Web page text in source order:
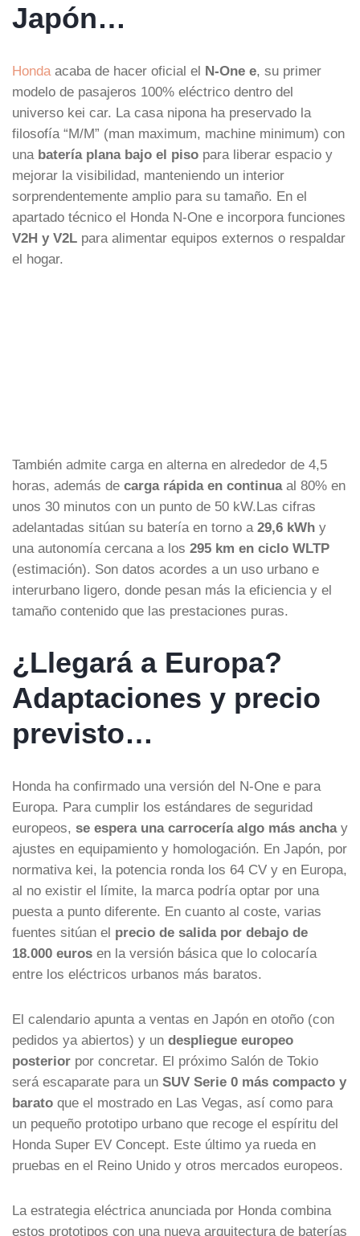
Japón…
Honda acaba de hacer oficial el N-One e, su primer
modelo de pasajeros 100% eléctrico dentro del
universo kei car. La casa nipona ha preservado la
filosofía “M/M” (man maximum, machine minimum) con
una batería plana bajo el piso para liberar espacio y
mejorar la visibilidad, manteniendo un interior
sorprendentemente amplio para su tamaño. En el
apartado técnico el Honda N-One e incorpora funciones
V2H y V2L para alimentar equipos externos o respaldar
el hogar.
También admite carga en alterna en alrededor de 4,5
horas, además de carga rápida en continuaal 80% en
unos 30 minutos con un punto de 50 kW.Las cifras
adelantadas sitúan su batería en torno a 29,6 kWh y
una autonomía cercana a los 295 km en ciclo WLTP
(estimación). Son datos acordes a un uso urbano e
interurbano ligero, donde pesan más la eficiencia y el
tamaño contenido que las prestaciones puras.
¿Llegará a Europa?
Adaptaciones y precio
previsto…
Honda ha confirmado una versión del N-One e para
Europa. Para cumplir los estándares de seguridad
europeos, se espera una carrocería algo más anchay
ajustes en equipamiento y homologación. En Japón, por
normativa kei, la potencia ronda los 64 CV y en Europa,
al no existir el límite, la marca podría optar por una
puesta a punto diferente. En cuanto al coste, varias
fuentes sitúan el precio de salida por debajo de
18.000 euros en la versión básica que lo colocaría
entre los eléctricos urbanos más baratos.
El calendario apunta a ventas en Japón en otoño (con
pedidos ya abiertos) y un despliegue europeo
posterior por concretar. El próximo Salón de Tokio
será escaparate para un SUV Serie 0 más compacto y
barato que el mostrado en Las Vegas, así como para
un pequeño prototipo urbano que recoge el espíritu del
Honda Super EV Concept. Este último ya rueda en
pruebas en el Reino Unido y otros mercados europeos.
La estrategia eléctrica anunciada por Honda combina
estos prototipos con una nueva arquitectura de baterías